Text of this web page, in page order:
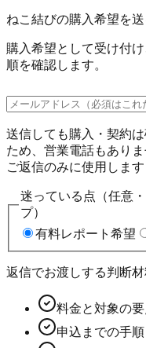
ねこ結びの購入希望を送
購入希望として受け付
順を確認します。
送信しても購入・契約
ため、営業電話もあり
ご返信のみに使用します
迷っている点（任意
プ）
有料レポート希望
返信でお渡しする判断
料金と対象の要
申込までの手順